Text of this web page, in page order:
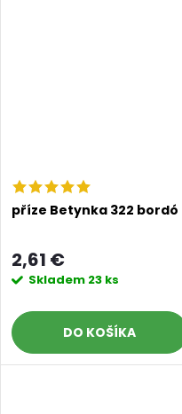
příze Betynka 322 bordó
2,61 €
Skladem 23 ks
DO KOŠÍKA